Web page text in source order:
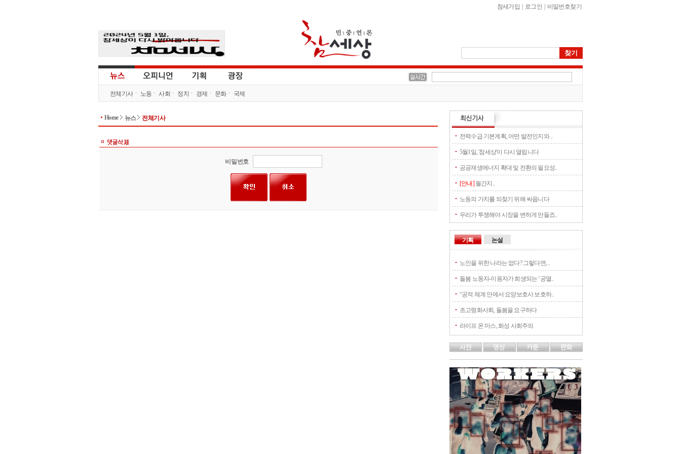
참새가입 로그인 비밀번호찾기
전체기사 노동 사회 정치 경제 문화 국제
Home 뉴스 전체기사
비밀번호
전력수급 기본계획, 어떤 발전인지와 ..
5월1일, '참세상'이 다시 열립니다
공공재생에너지 확대 및 전환의 필요성..
[안내]월간지..
노동의 가치를 되찾기 위해 싸웁니다
우리가 투쟁해야 시장을 변하게 만들죠..
기획
노인을 위한 나라는 없다? 그렇다면, ..
돌봄 노동자-이용자가 희생되는 ‘공멸..
“공적 체계 안에서 요양보호사 보호하..
초고령화사회, 돌봄을 요구하다
라이프 온 마스, 화성 사회주의
논설